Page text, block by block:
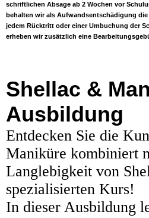
schriftlichen Absage ab 2 Wochen vor
behalten wir als Aufwandsentschädigung
jedem Rücktritt oder einer Umbuchung der
erheben wir zusätzlich eine
Shellac &
Ausbildung
Entdecken Sie die
Maniküre kombiniert
Langlebigkeit von
spezialisierten Kurs!
In dieser Ausbildung